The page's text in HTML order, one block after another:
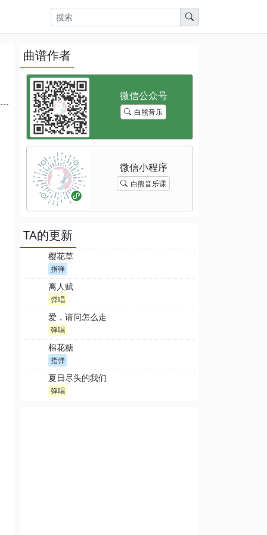
曲谱作者
白熊音乐
白熊音乐课
TA的更新
樱花草
指弹
离人赋
弹唱
爱，请问怎么走
弹唱
棉花糖
指弹
夏日尽头的我们
弹唱